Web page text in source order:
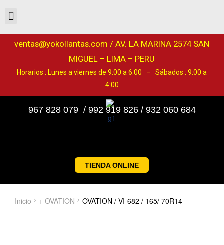
ventas@yokollantas.com / AV. LA MARINA 2574 SAN
MIGUEL – LIMA – PERU
Horarios : Lunes a viernes de 9:00 a 6:00 – Sábados : 9:00 a
4:00
967 828 079 / 992 919 826 / 932 060 684
TIENDA ONLINE
Inicio + OVATION OVATION / VI-682 / 165/ 70R14